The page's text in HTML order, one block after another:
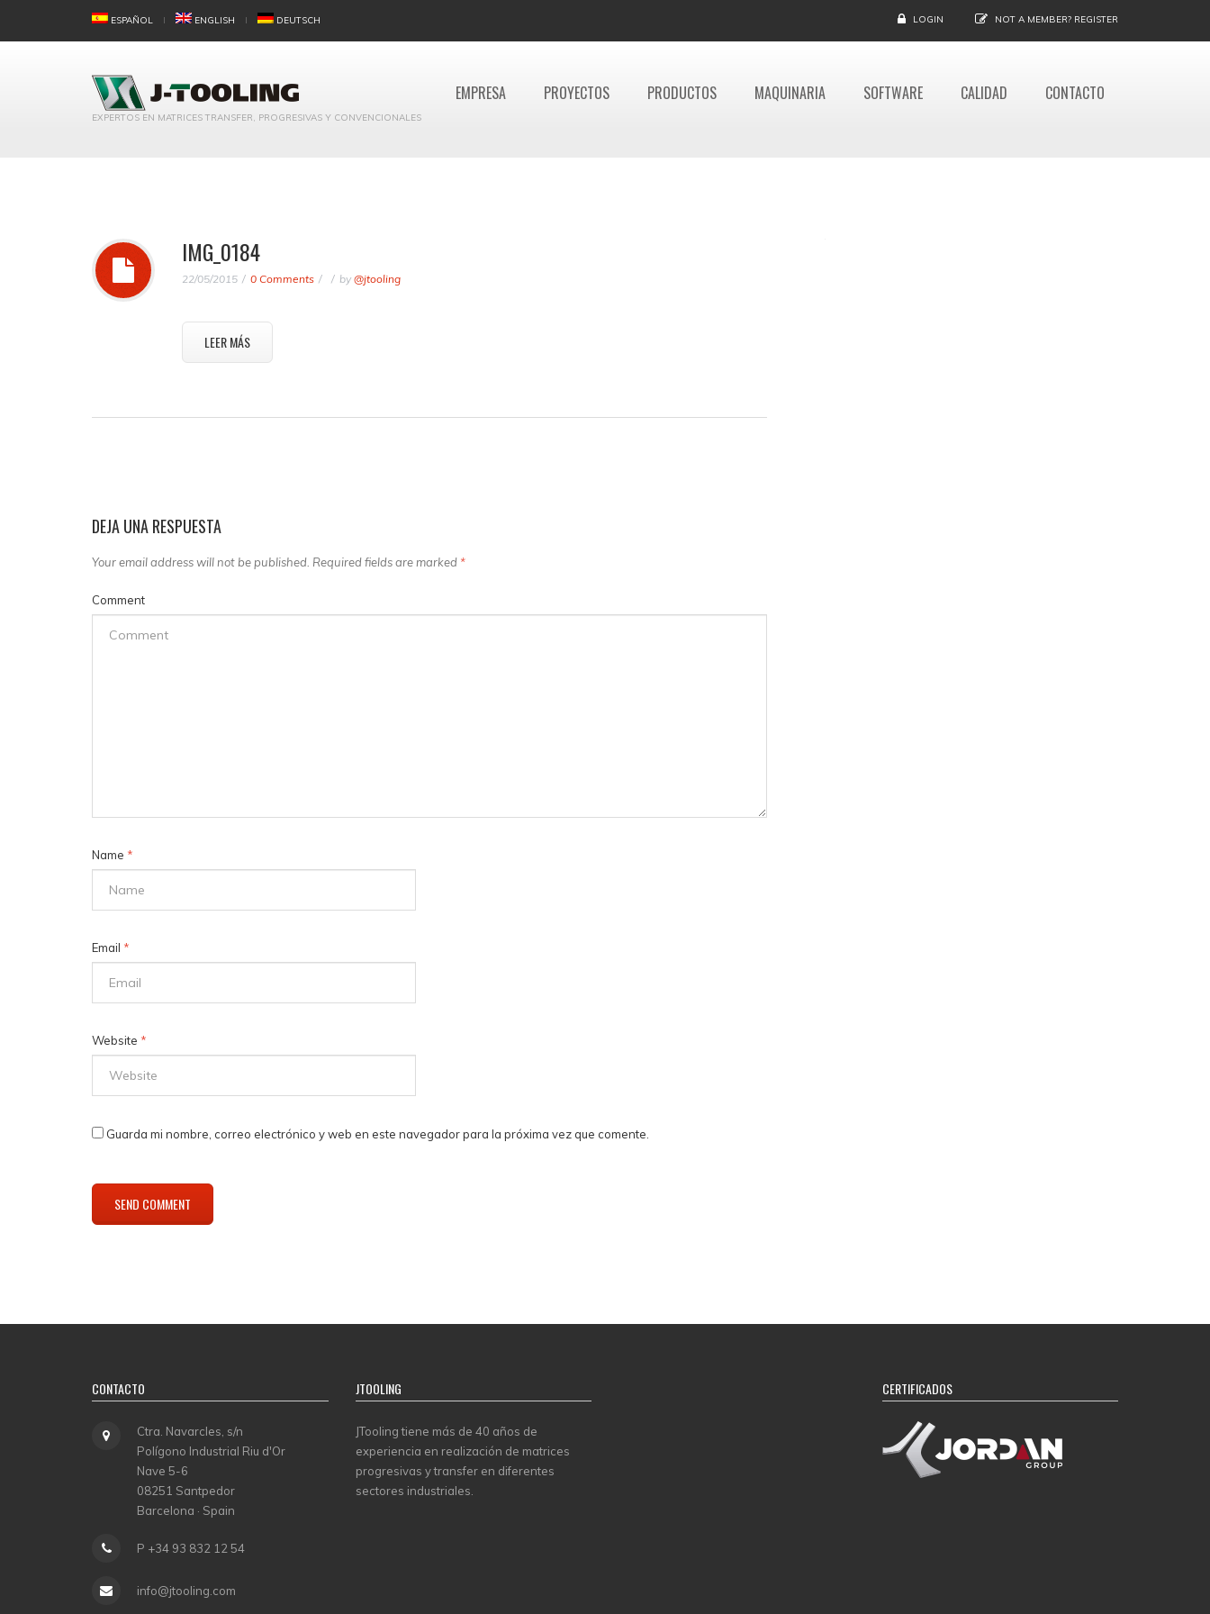
ESPAÑOL ENGLISH DEUTSCH LOGIN NOT A MEMBER? REGISTER
EXPERTOS EN MATRICES TRANSFER, PROGRESIVAS Y CONVENCIONALES
EMPRESA PROYECTOS PRODUCTOS MAQUINARIA SOFTWARE CALIDAD CONTACTO
IMG_0184
22/05/2015 0 Comments by @jtooling
LEER MÁS
DEJA UNA RESPUESTA
Your email address will not be published. Required fields are marked *
Comment
Name *
Email *
Website *
Guarda mi nombre, correo electrónico y web en este navegador para la próxima vez que comente.
CONTACTO
Ctra. Navarcles, s/n
Polígono Industrial Riu d'Or
Nave 5-6
08251 Santpedor
Barcelona · Spain
P +34 93 832 12 54
info@jtooling.com
JTOOLING
JTooling tiene más de 40 años de
experiencia en realización de matrices
progresivas y transfer en diferentes
sectores industriales.
CERTIFICADOS